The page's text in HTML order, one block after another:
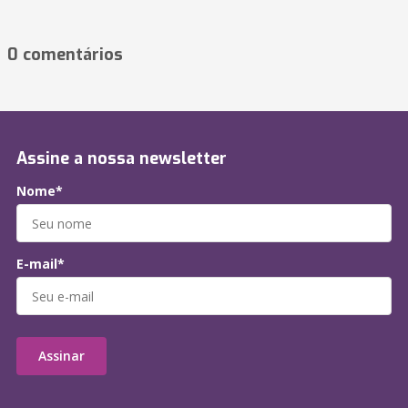
0 comentários
Assine a nossa newsletter
Nome*
E-mail*
Assinar